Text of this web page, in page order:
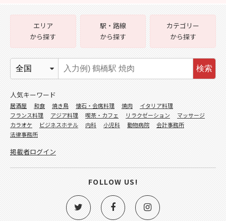
エリア
から探す
駅・路線
から探す
カテゴリー
から探す
検索
人気キーワード
居酒屋 和食 焼き鳥 懐石・会席料理 焼肉
イタリア料理
フランス料理
アジア料理 喫茶・カフェ リラクゼーション
マッサージ
カラオケ
ビジネスホテル 内科 小児科 動物病院
会計事務所
法律事務所
掲載者ログイン
FOLLOW US!